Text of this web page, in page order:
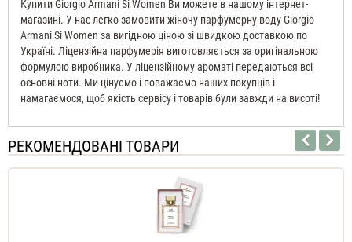
Купити Giorgio Armani Si Women Ви можете в нашому інтернет-
магазині. У нас легко замовити жіночу парфумерну воду Giorgio
Armani Si Women за вигідною ціною зі швидкою доставкою по
Україні. Ліцензійна парфумерія виготовляється за оригінальною
формулою виробника. У ліцензійному ароматі передаються всі
основні ноти. Ми цінуємо і поважаємо наших покупців і
намагаємося, щоб якість сервісу і товарів були завжди на висоті!
РЕКОМЕНДОВАНІ ТОВАРИ